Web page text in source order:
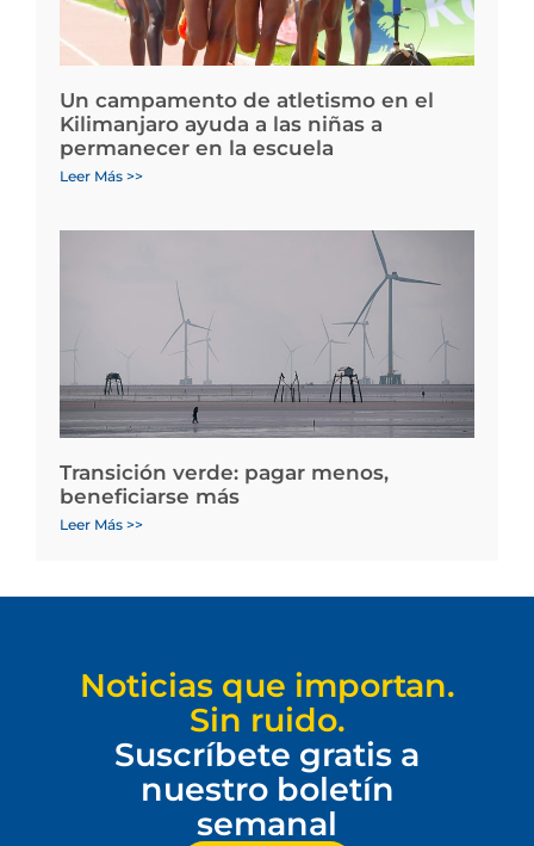
Un campamento de atletismo en el
Kilimanjaro ayuda a las niñas a
permanecer en la escuela
Leer Más >>
Transición verde: pagar menos,
beneficiarse más
Leer Más >>
Noticias que importan.
Sin ruido.
Suscríbete gratis a
nuestro boletín
semanal